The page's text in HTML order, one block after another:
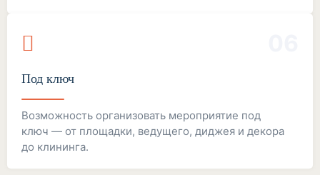
Под ключ
Возможность организовать мероприятие под
ключ — от площадки, ведущего, диджея и декора
до клининга.